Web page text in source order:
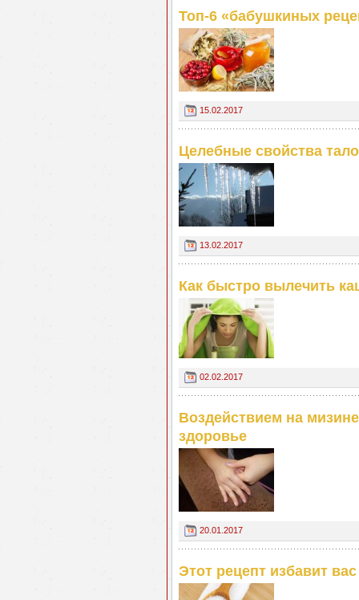
Топ-6 «бабушкиных
15.02.2017
Целебные свойства
13.02.2017
Как быстро вылечить
02.02.2017
Воздействием на
здоровье
20.01.2017
Этот рецепт избавит